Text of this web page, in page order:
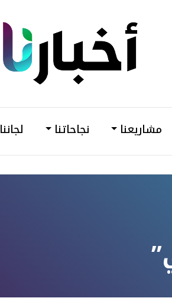
وحدة
مشاريعنا نجاحاتنا لجاننا